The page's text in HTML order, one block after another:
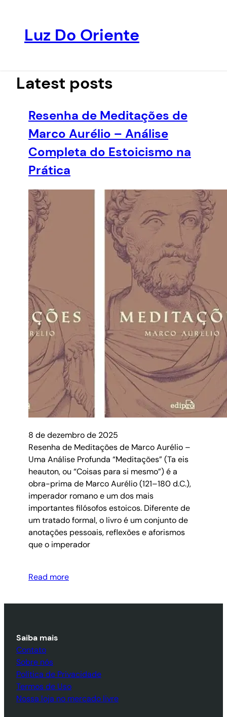
conteúdo
Luz Do Oriente
Latest posts
Resenha de Meditações de
Marco Aurélio – Análise
Completa do Estoicismo na
Prática
8 de dezembro de 2025
Resenha de Meditações de Marco Aurélio –
Uma Análise Profunda “Meditações” (Ta eis
heauton, ou “Coisas para si mesmo”) é a
obra-prima de Marco Aurélio (121–180 d.C.),
imperador romano e um dos mais
importantes filósofos estoicos. Diferente de
um tratado formal, o livro é um conjunto de
anotações pessoais, reflexões e aforismos
que o imperador
Read more
Saiba mais
Contato
Sobre nós
Política de Privacidade
Termos de Uso
Nossa loja no mercado livre